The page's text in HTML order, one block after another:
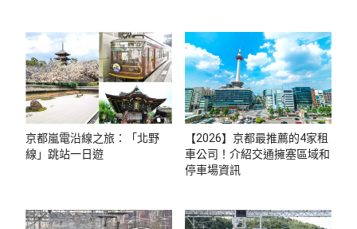
京都嵐電沿線之旅：「北野
線」跳站一日遊
【2026】京都最推薦的4家租
車公司！介紹交通擁塞區域和
停車場資訊